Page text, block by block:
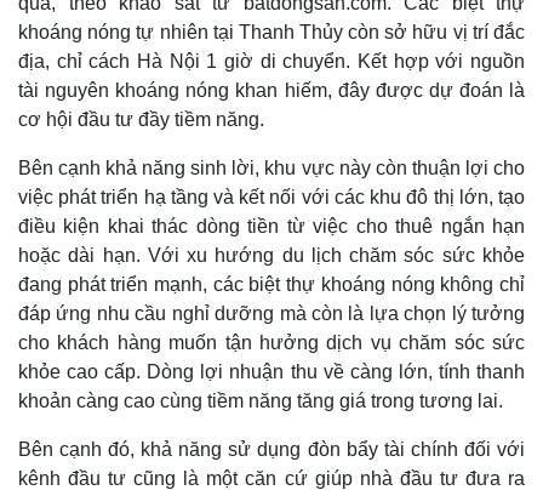
khoáng nóng tự nhiên tại Thanh Thủy còn sở hữu vị trí đắc
địa, chỉ cách Hà Nội 1 giờ di chuyển. Kết hợp với nguồn
tài nguyên khoáng nóng khan hiếm, đây được dự đoán là
cơ hội đầu tư đầy tiềm năng.
Bên cạnh khả năng sinh lời, khu vực này còn thuận lợi cho
việc phát triển hạ tầng và kết nối với các khu đô thị lớn, tạo
điều kiện khai thác dòng tiền từ việc cho thuê ngắn hạn
hoặc dài hạn. Với xu hướng du lịch chăm sóc sức khỏe
đang phát triển mạnh, các biệt thự khoáng nóng không chỉ
đáp ứng nhu cầu nghỉ dưỡng mà còn là lựa chọn lý tưởng
cho khách hàng muốn tận hưởng dịch vụ chăm sóc sức
khỏe cao cấp. Dòng lợi nhuận thu về càng lớn, tính thanh
khoản càng cao cùng tiềm năng tăng giá trong tương lai.
Bên cạnh đó, khả năng sử dụng đòn bẩy tài chính đối với
kênh đầu tư cũng là một căn cứ giúp nhà đầu tư đưa ra